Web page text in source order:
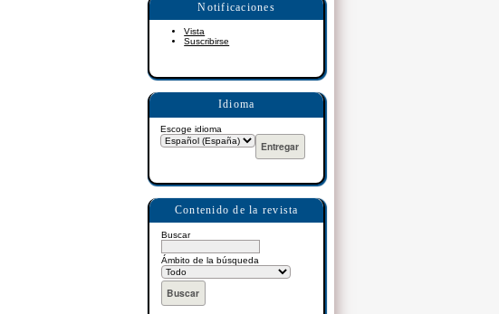
Notificaciones
Vista
Suscribirse
Idioma
Escoge idioma
Contenido de la revista
Buscar
Ámbito de la búsqueda